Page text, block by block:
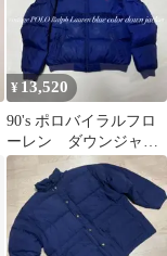
¥ 13,520
90's ポロバイラルフロ
ーレン ダウンジャケ
ット ネイビー 稀少